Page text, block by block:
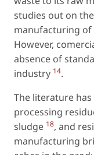
studies out on
manufacturing of
However,
absence of
industry 14.
The literature
processing
sludge 18, and
manufacturing